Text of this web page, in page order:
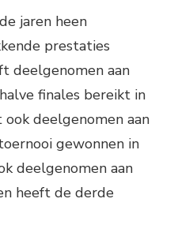
jaren heen
prestaties
deelgenomen aan
finales bereikt in
deelgenomen aan
gewonnen in
deelgenomen aan
heeft de derde